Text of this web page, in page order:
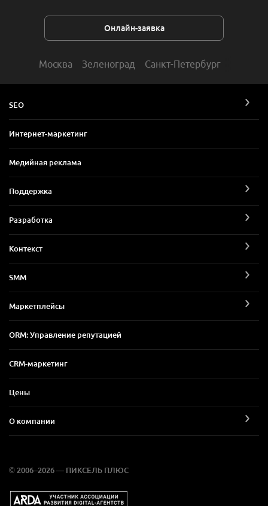
Онлайн-заявка
Москва Зеленоград Санкт-Петербург
SEO
Интернет-маркетинг
Медийная реклама
Поддержка
Разработка
Контекст
SMM
Маркетплейсы
ORM: Управление репутацией
CRM-маркетинг
Цены
О компании
© 2006–2026 — ПИКСЕЛЬ ПЛЮС